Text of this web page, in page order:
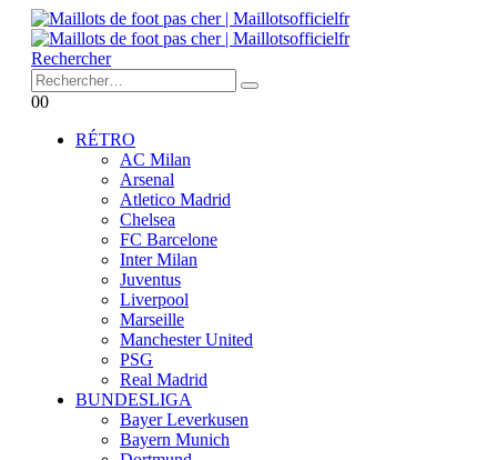
Rechercher
00
RÉTRO
AC Milan
Arsenal
Atletico Madrid
Chelsea
FC Barcelone
Inter Milan
Juventus
Liverpool
Marseille
Manchester United
PSG
Real Madrid
BUNDESLIGA
Bayer Leverkusen
Bayern Munich